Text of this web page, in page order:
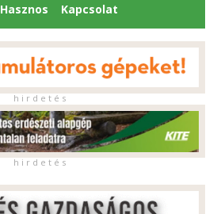
Hasznos Kapcsolat
h i r d e t é s
h i r d e t é s